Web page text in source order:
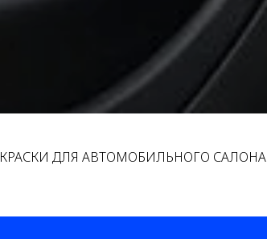
КРАСКИ ДЛЯ АВТОМОБИЛЬНОГО САЛОНА